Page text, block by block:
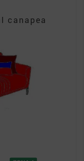
canapea